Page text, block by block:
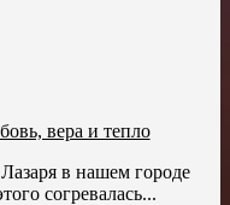
вера и тепло
в нашем городе
согревалась...